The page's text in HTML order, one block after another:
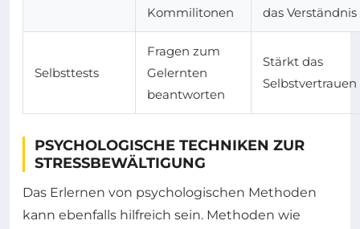
Kommilitonen
das Verständnis
Selbsttests
Fragen zum
Gelernten
beantworten
Stärkt das
Selbstvertrauen
PSYCHOLOGISCHE TECHNIKEN ZUR
STRESSBEWÄLTIGUNG
Das Erlernen von psychologischen Methoden
kann ebenfalls hilfreich sein. Methoden wie